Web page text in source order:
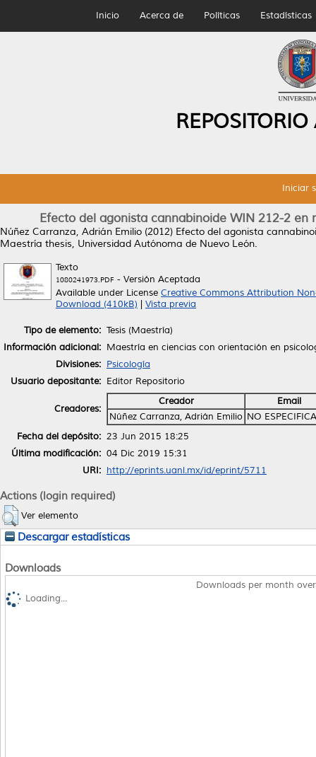
Inicio Acerca de Políticas Estadísticas
Iniciar
Efecto del agonista cannabinoide WIN 212-2 en
Núñez Carranza, Adrián Emilio (2012) Efecto del agonista
Maestría thesis, Universidad Autónoma de Nuevo León.
Texto
1080241973.PDF - Versión Aceptada
Available under License Creative Commons Attribution
Download (410kB)
Vista previa
Tipo de elemento: Tesis (Maestría)
Información adicional: Maestría en ciencias con orientación en
Divisiones: Psicología
Usuario depositante: Editor Repositorio
Creadores:
Creador
Email
Núñez Carranza, Adrián Emilio NO
Fecha del depósito: 23 Jun 2015 18:25
Última modificación: 04 Dic 2019 15:31
URI: http://eprints.uanl.mx/id/eprint/5711
Actions (login required)
Ver elemento
Descargar estadísticas
Downloads
Downloads per month
Loading...